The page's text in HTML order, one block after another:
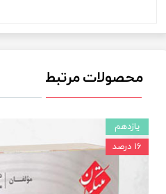
محصولات مرتبط
یازدهم
۱۶ درصد